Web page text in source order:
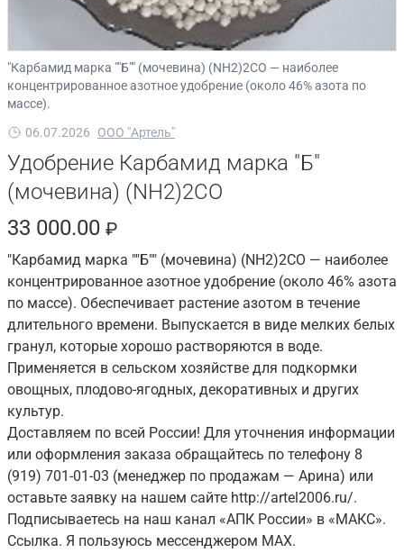
"Карбамид марка ""Б"" (мочевина) (NH2)2CO — наиболее
концентрированное азотное удобрение (около 46% азота по
массе).
06.07.2026
ООО "Артель"
Удобрение Карбамид марка "Б"
(мочевина) (NH2)2CO
33 000.00 ₽
"Карбамид марка ""Б"" (мочевина) (NH2)2CO — наиболее
концентрированное азотное удобрение (около 46% азота
по массе). Обеспечивает растение азотом в течение
длительного времени. Выпускается в виде мелких белых
гранул, которые хорошо растворяются в воде.
Применяется в сельском хозяйстве для подкормки
овощных, плодово-ягодных, декоративных и других
культур.
Доставляем по всей России! Для уточнения информации
или оформления заказа обращайтесь по телефону 8
(919) 701-01-03 (менеджер по продажам — Арина) или
оставьте заявку на нашем сайте http://artel2006.ru/.
Подписываетесь на наш канал «АПК России» в «МАКС».
Ссылка. Я пользуюсь мессенджером MAX.